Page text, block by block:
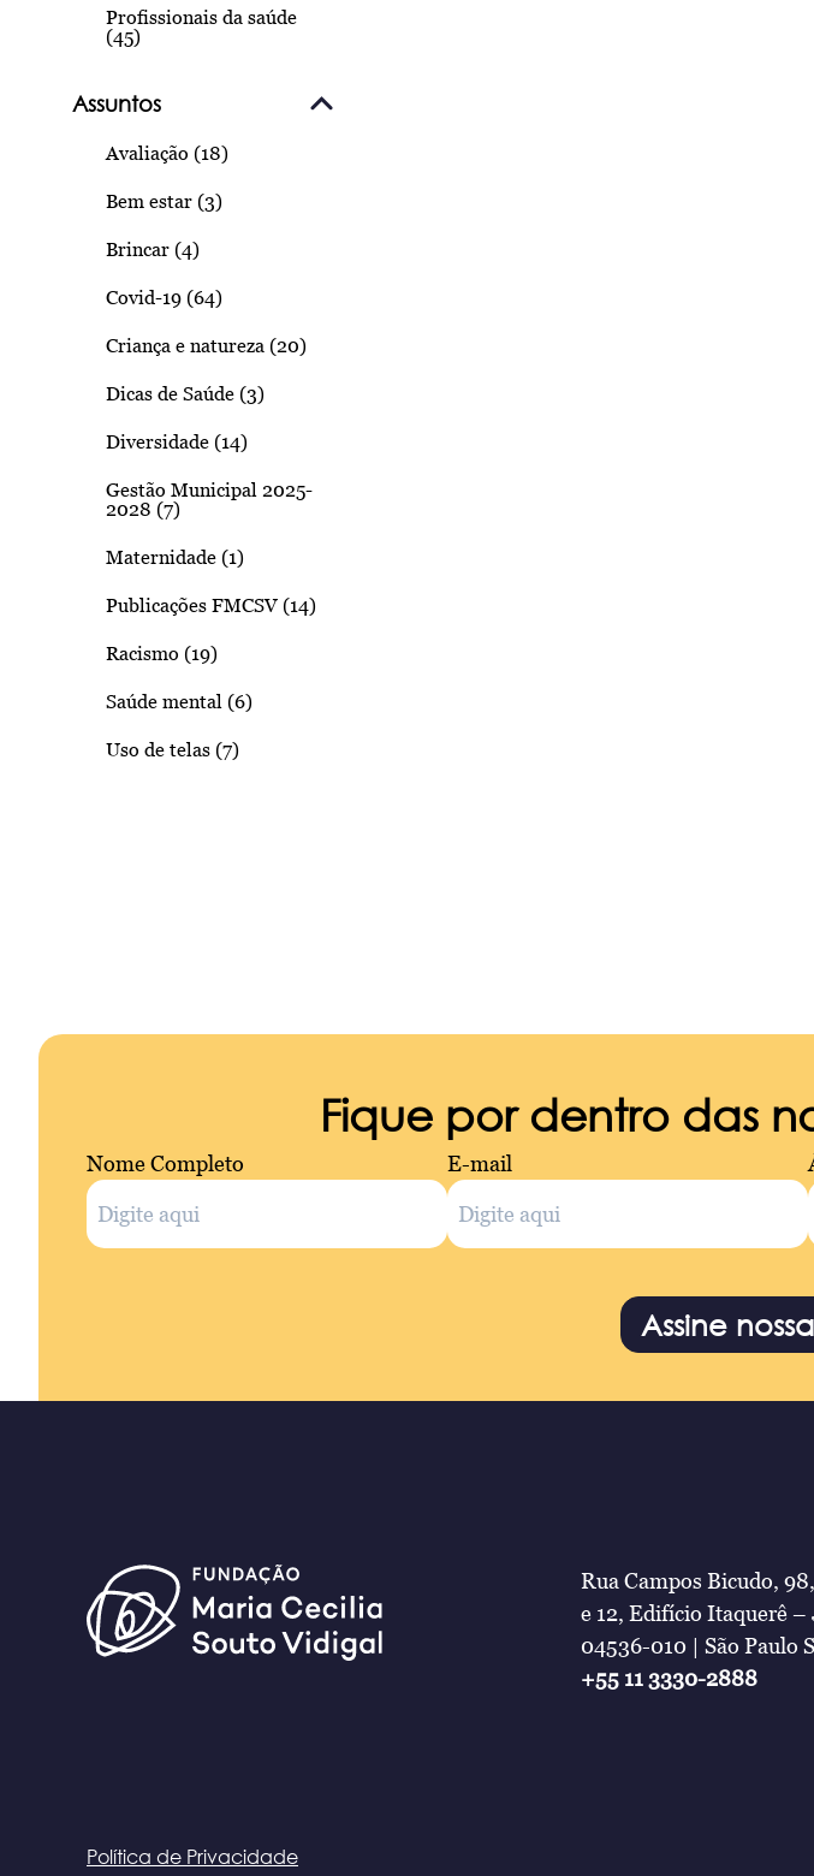
Profissionais da saúde
(45)
Assuntos
Avaliação (18)
Bem estar (3)
Brincar (4)
Covid-19 (64)
Criança e natureza (20)
Dicas de Saúde (3)
Diversidade (14)
Gestão Municipal 2025-
2028 (7)
Maternidade (1)
Publicações FMCSV (14)
Racismo (19)
Saúde mental (6)
Uso de telas (7)
Fique por dentro das
Nome Completo E-mail
Assine
Rua Campos Bicudo,
e 12, Edifício Itaquerê
04536-010 | São Paulo
+55 11 3330-2888
Política de Privacidade